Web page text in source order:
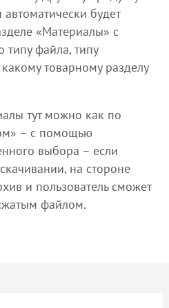
будет
«Материалы» с
файла, типу
товарному разделу
тут можно как по
– с помощью
выбора – если
на стороне
и пользователь сможет
файлом.